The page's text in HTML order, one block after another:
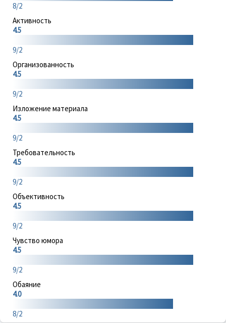
8/2
Активность
4.5
9/2
Организованность
4.5
9/2
Изложение материала
4.5
9/2
Требовательность
4.5
9/2
Объективность
4.5
9/2
Чувство юмора
4.5
9/2
Обаяние
4.0
8/2